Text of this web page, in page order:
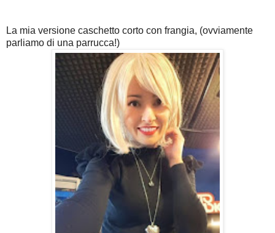
La mia versione caschetto corto con frangia, (ovviamente
parliamo di una parrucca!)